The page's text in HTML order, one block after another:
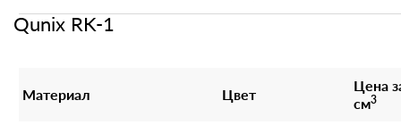
Qunix RK-1
Материал Цвет
Цена
см3